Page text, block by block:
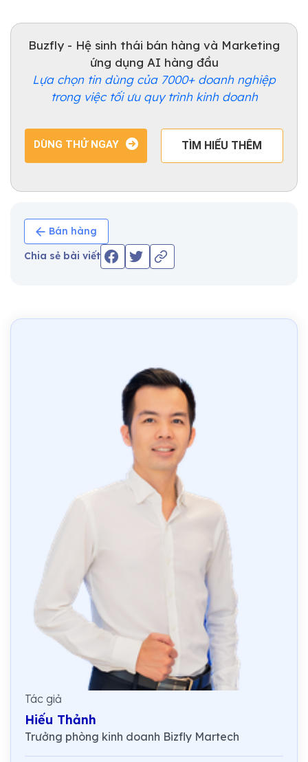
Buzfly - Hệ sinh thái bán hàng và Marketing
ứng dụng AI hàng đầu
Lựa chọn tin dùng của 7000+ doanh nghiệp
trong việc tối ưu quy trình kinh doanh
DÙNG THỬ NGAY TÌM HIỂU THÊM
Bán hàng
Chia sẻ bài viết
Tác giả
Hiếu Thảnh
Trưởng phòng kinh doanh Bizfly Martech